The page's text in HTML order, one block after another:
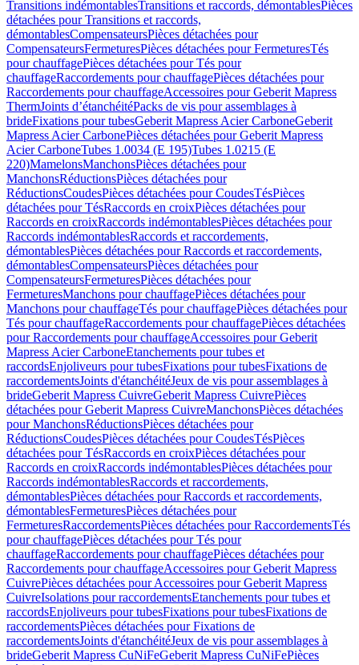
Transitions indémontablesTransitions et raccords, démontablesPièces
détachées pour Transitions et raccords,
démontablesCompensateursPièces détachées pour
CompensateursFermeturesPièces détachées pour FermeturesTés
pour chauffagePièces détachées pour Tés pour
chauffageRaccordements pour chauffagePièces détachées pour
Raccordements pour chauffageAccessoires pour Geberit Mapress
ThermJoints d’étanchéitéPacks de vis pour assemblages à
brideFixations pour tubesGeberit Mapress Acier CarboneGeberit
Mapress Acier CarbonePièces détachées pour Geberit Mapress
Acier CarboneTubes 1.0034 (E 195)Tubes 1.0215 (E
220)MamelonsManchonsPièces détachées pour
ManchonsRéductionsPièces détachées pour
RéductionsCoudesPièces détachées pour CoudesTésPièces
détachées pour TésRaccords en croixPièces détachées pour
Raccords en croixRaccords indémontablesPièces détachées pour
Raccords indémontablesRaccords et raccordements,
démontablesPièces détachées pour Raccords et raccordements,
démontablesCompensateursPièces détachées pour
CompensateursFermeturesPièces détachées pour
FermeturesManchons pour chauffagePièces détachées pour
Manchons pour chauffageTés pour chauffagePièces détachées pour
Tés pour chauffageRaccordements pour chauffagePièces détachées
pour Raccordements pour chauffageAccessoires pour Geberit
Mapress Acier CarboneEtanchements pour tubes et
raccordsEnjoliveurs pour tubesFixations pour tubesFixations de
raccordementsJoints d'étanchéitéJeux de vis pour assemblages à
brideGeberit Mapress CuivreGeberit Mapress CuivrePièces
détachées pour Geberit Mapress CuivreManchonsPièces détachées
pour ManchonsRéductionsPièces détachées pour
RéductionsCoudesPièces détachées pour CoudesTésPièces
détachées pour TésRaccords en croixPièces détachées pour
Raccords en croixRaccords indémontablesPièces détachées pour
Raccords indémontablesRaccords et raccordements,
démontablesPièces détachées pour Raccords et raccordements,
démontablesFermeturesPièces détachées pour
FermeturesRaccordementsPièces détachées pour RaccordementsTés
pour chauffagePièces détachées pour Tés pour
chauffageRaccordements pour chauffagePièces détachées pour
Raccordements pour chauffageAccessoires pour Geberit Mapress
CuivrePièces détachées pour Accessoires pour Geberit Mapress
CuivreIsolations pour raccordementsEtanchements pour tubes et
raccordsEnjoliveurs pour tubesFixations pour tubesFixations de
raccordementsPièces détachées pour Fixations de
raccordementsJoints d'étanchéitéJeux de vis pour assemblages à
brideGeberit Mapress CuNiFeGeberit Mapress CuNiFePièces